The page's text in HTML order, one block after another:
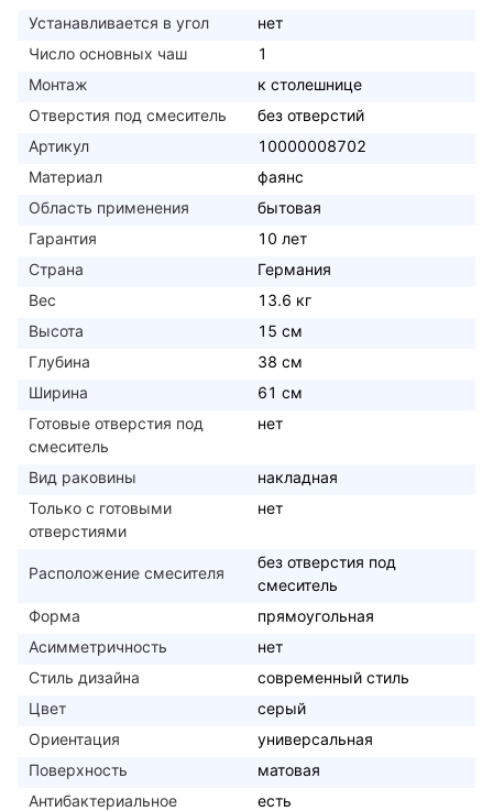
Устанавливается в угол
нет
Число основных чаш
1
Монтаж
к столешнице
Отверстия под смеситель
без отверстий
Артикул
10000008702
Материал
фаянс
Область применения
бытовая
Гарантия
10 лет
Страна
Германия
Вес
13.6 кг
Высота
15 см
Глубина
38 см
Ширина
61 см
Готовые отверстия под
смеситель
нет
Вид раковины
накладная
Только с готовыми
отверстиями
нет
Расположение смесителя
без отверстия под
смеситель
Форма
прямоугольная
Асимметричность
нет
Стиль дизайна
современный стиль
Цвет
серый
Ориентация
универсальная
Поверхность
матовая
Антибактериальное
есть